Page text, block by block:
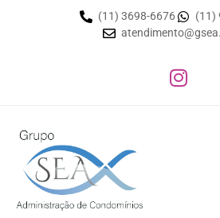
(11) 3698-6676
(11)